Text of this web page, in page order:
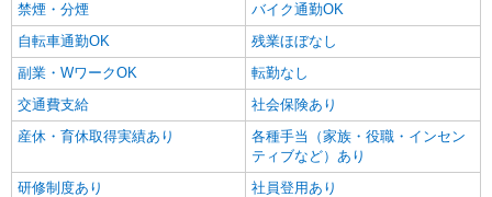
禁煙・分煙
バイク通勤OK
自転車通勤OK
残業ほぼなし
副業・WワークOK
転勤なし
交通費支給
社会保険あり
産休・育休取得実績あり
各種手当（家族・役職・インセン
ティブなど）あり
研修制度あり
社員登用あり